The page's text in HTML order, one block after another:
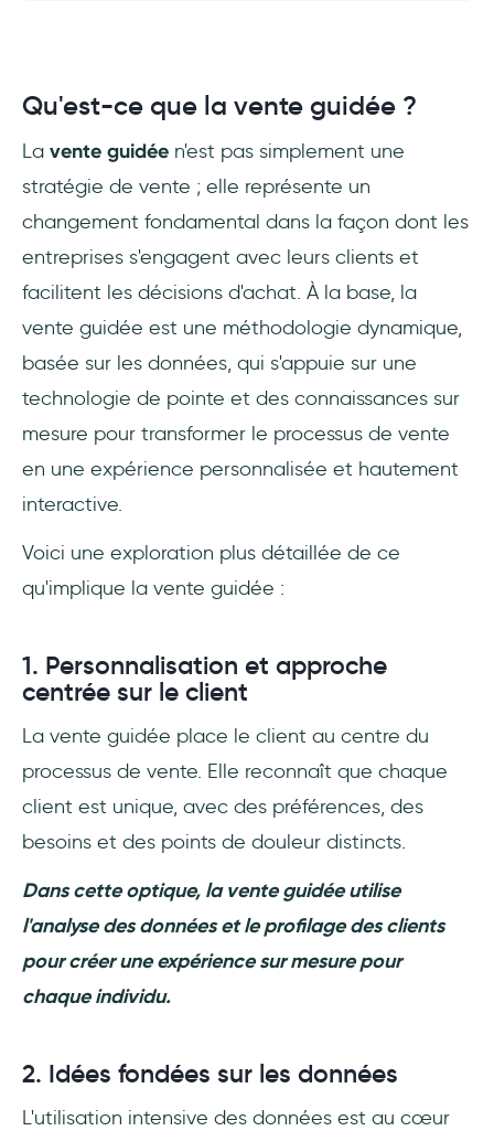
Qu'est-ce que la vente guidée ?
La vente guidée n'est pas simplement une
stratégie de vente ; elle représente un
changement fondamental dans la façon dont les
entreprises s'engagent avec leurs clients et
facilitent les décisions d'achat. À la base, la
vente guidée est une méthodologie dynamique,
basée sur les données, qui s'appuie sur une
technologie de pointe et des connaissances sur
mesure pour transformer le processus de vente
en une expérience personnalisée et hautement
interactive.
Voici une exploration plus détaillée de ce
qu'implique la vente guidée :
1. Personnalisation et approche
centrée sur le client
La vente guidée place le client au centre du
processus de vente. Elle reconnaît que chaque
client est unique, avec des préférences, des
besoins et des points de douleur distincts.
Dans cette optique, la vente guidée utilise
l'analyse des données et le profilage des clients
pour créer une expérience sur mesure pour
chaque individu.
2. Idées fondées sur les données
L'utilisation intensive des données est au cœur